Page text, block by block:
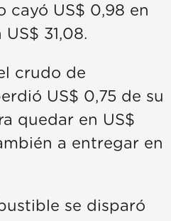
cayó US$ 0,98 en
31,08.
crudo de
US$ 0,75 de su
quedar en US$
a entregar en
se disparó